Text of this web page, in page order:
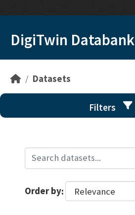
DigiTwin Databank
Datasets
Filters
Order by